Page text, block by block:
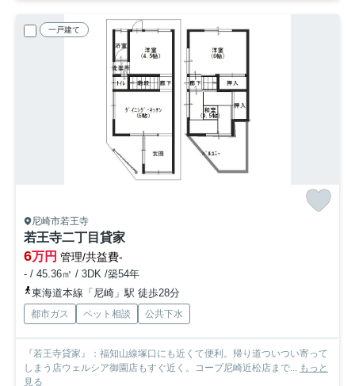
一戸建て
尼崎市若王寺
若王寺二丁目貸家
6万円 管理/共益費-
- / 45.36㎡ / 3DK /築54年
東海道本線「尼崎」駅 徒歩28分
都市ガス ペット相談 公共下水
『若王寺貸家』：福知山線塚口にも近くて便利。帰り道ついつい寄って
しまう店ウェルシア御園店もすぐ近く。コープ尼崎近松店まで... もっと
見る